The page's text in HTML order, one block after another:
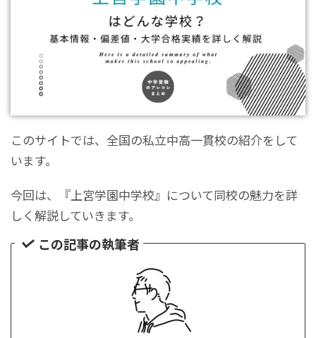
このサイトでは、全国の私立中高一貫校の紹介をして
います。
今回は、『上宮学園中学校』について同校の魅力を詳
しく解説していきます。
この記事の執筆者